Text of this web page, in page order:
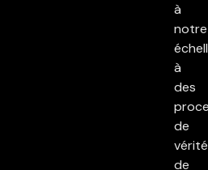
à
notre
à
des
de
de